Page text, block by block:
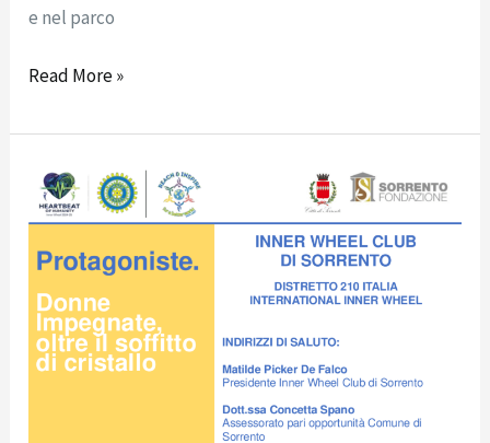
e nel parco
Read More »
Donne
di
si
raccontano
Villa